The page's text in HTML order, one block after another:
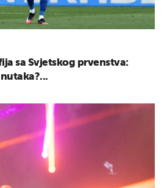
sa Svjetskog prvenstva: